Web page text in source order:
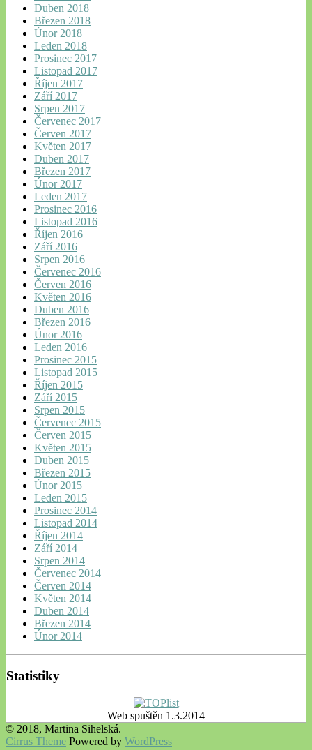
Duben 2018
Březen 2018
Únor 2018
Leden 2018
Prosinec 2017
Listopad 2017
Říjen 2017
Září 2017
Srpen 2017
Červenec 2017
Červen 2017
Květen 2017
Duben 2017
Březen 2017
Únor 2017
Leden 2017
Prosinec 2016
Listopad 2016
Říjen 2016
Září 2016
Srpen 2016
Červenec 2016
Červen 2016
Květen 2016
Duben 2016
Březen 2016
Únor 2016
Leden 2016
Prosinec 2015
Listopad 2015
Říjen 2015
Září 2015
Srpen 2015
Červenec 2015
Červen 2015
Květen 2015
Duben 2015
Březen 2015
Únor 2015
Leden 2015
Prosinec 2014
Listopad 2014
Říjen 2014
Září 2014
Srpen 2014
Červenec 2014
Červen 2014
Květen 2014
Duben 2014
Březen 2014
Únor 2014
Statistiky
Web spuštěn 1.3.2014
© 2018, Martina Sihelská.
Cirrus Theme Powered by WordPress